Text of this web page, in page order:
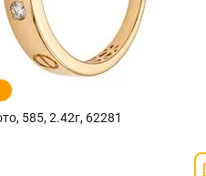
585, 2.42г, 62281